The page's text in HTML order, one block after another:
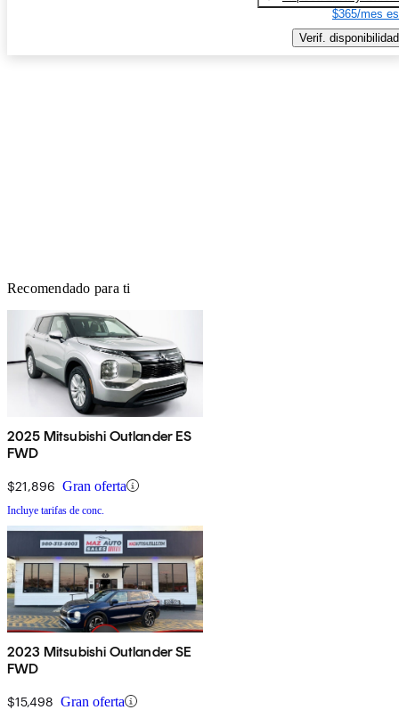
$365/mes
Verif. disponibilidad
Recomendado para ti
2025 Mitsubishi Outlander ES
FWD
$21,896 Gran oferta
Incluye tarifas de conc.
2023 Mitsubishi Outlander SE
FWD
$15,498 Gran oferta